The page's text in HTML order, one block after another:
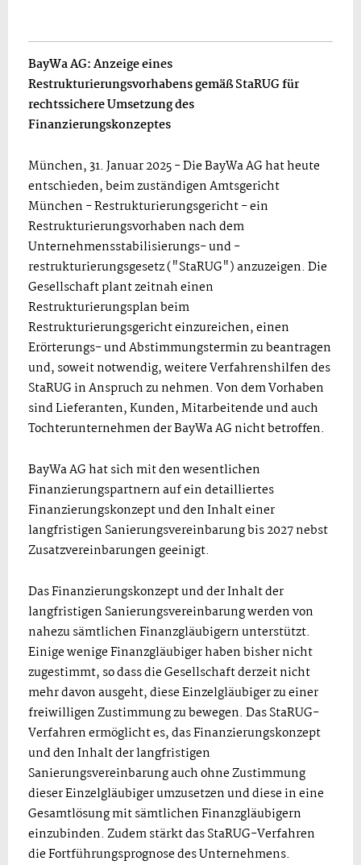
BayWa AG:Anzeige eines
Restrukturierungsvorhabens gemäß StaRUG für
rechtssichere Umsetzung des
Finanzierungskonzeptes
München, 31. Januar 2025 - Die BayWa AG hat heute
entschieden, beim zuständigen Amtsgericht
München - Restrukturierungsgericht - ein
Restrukturierungsvorhaben nach dem
Unternehmensstabilisierungs- und -
restrukturierungsgesetz ("StaRUG") anzuzeigen. Die
Gesellschaft plant zeitnah einen
Restrukturierungsplan beim
Restrukturierungsgericht einzureichen, einen
Erörterungs- und Abstimmungstermin zu beantragen
und, soweit notwendig, weitere Verfahrenshilfen des
StaRUG in Anspruch zu nehmen. Von dem Vorhaben
sind Lieferanten, Kunden, Mitarbeitende und auch
Tochterunternehmen der BayWa AG nicht betroffen.
BayWa AG hat sich mit den wesentlichen
Finanzierungspartnern auf ein detailliertes
Finanzierungskonzept und den Inhalt einer
langfristigen Sanierungsvereinbarung bis 2027 nebst
Zusatzvereinbarungen geeinigt.
Das Finanzierungskonzept und der Inhalt der
langfristigen Sanierungsvereinbarung werden von
nahezu sämtlichen Finanzgläubigern unterstützt.
Einige wenige Finanzgläubiger haben bisher nicht
zugestimmt, so dass die Gesellschaft derzeit nicht
mehr davon ausgeht, diese Einzelgläubiger zu einer
freiwilligen Zustimmung zu bewegen. Das StaRUG-
Verfahren ermöglicht es, das Finanzierungskonzept
und den Inhalt der langfristigen
Sanierungsvereinbarung auch ohne Zustimmung
dieser Einzelgläubiger umzusetzen und diese in eine
Gesamtlösung mit sämtlichen Finanzgläubigern
einzubinden. Zudem stärkt das StaRUG-Verfahren
die Fortführungsprognose des Unternehmens.